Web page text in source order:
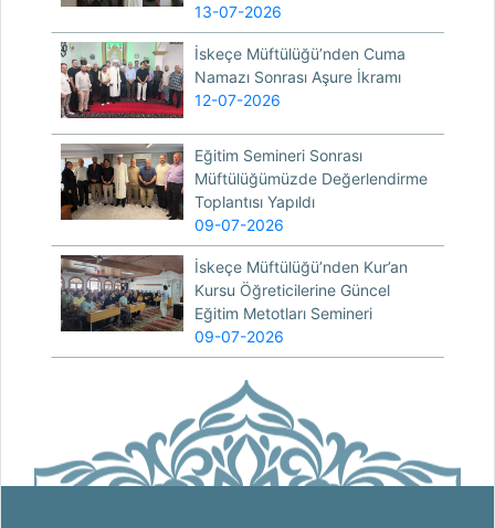
13-07-2026
İskeçe Müftülüğü’nden Cuma
Namazı Sonrası Aşure İkramı
12-07-2026
Eğitim Semineri Sonrası
Müftülüğümüzde Değerlendirme
Toplantısı Yapıldı
09-07-2026
İskeçe Müftülüğü’nden Kur’an
Kursu Öğreticilerine Güncel
Eğitim Metotları Semineri
09-07-2026